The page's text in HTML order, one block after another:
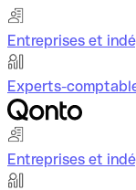
Entreprises et
Experts-
Entreprises et